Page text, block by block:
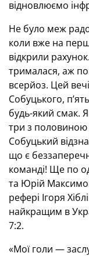
відновлюємо
Не було меж
коли вже на
відкрили
трималася, аж
всерйоз. Цей
Собуцького,
будь-який смак.
три з половиною
Собуцький
що є
команді! Ще по
та Юрій
рефері Ігоря
найкращим в
7:2.
«Мої голи —